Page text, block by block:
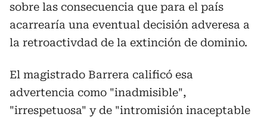
sobre las consecuencia que para el país
acarrearía una eventual decisión adveresa a
la retroactivdad de la extinción de dominio.
El magistrado Barrera calificó esa
advertencia como "inadmisible",
"irrespetuosa" y de "intromisión inaceptable